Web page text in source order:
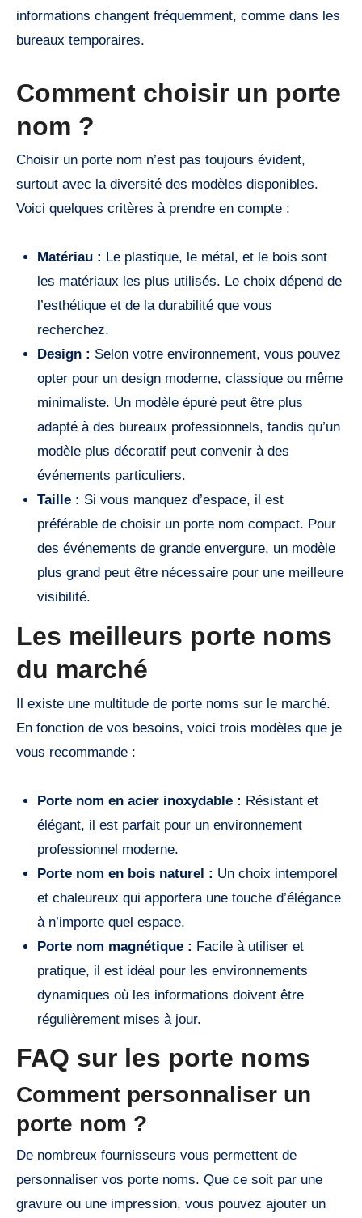
informations changent fréquemment, comme dans les
bureaux temporaires.
Comment choisir un porte
nom ?
Choisir un porte nom n’est pas toujours évident,
surtout avec la diversité des modèles disponibles.
Voici quelques critères à prendre en compte :
Matériau : Le plastique, le métal, et le bois sont
les matériaux les plus utilisés. Le choix dépend de
l’esthétique et de la durabilité que vous
recherchez.
Design : Selon votre environnement, vous pouvez
opter pour un design moderne, classique ou même
minimaliste. Un modèle épuré peut être plus
adapté à des bureaux professionnels, tandis qu’un
modèle plus décoratif peut convenir à des
événements particuliers.
Taille : Si vous manquez d’espace, il est
préférable de choisir un porte nom compact. Pour
des événements de grande envergure, un modèle
plus grand peut être nécessaire pour une meilleure
visibilité.
Les meilleurs porte noms
du marché
Il existe une multitude de porte noms sur le marché.
En fonction de vos besoins, voici trois modèles que je
vous recommande :
Porte nom en acier inoxydable : Résistant et
élégant, il est parfait pour un environnement
professionnel moderne.
Porte nom en bois naturel : Un choix intemporel
et chaleureux qui apportera une touche d’élégance
à n’importe quel espace.
Porte nom magnétique : Facile à utiliser et
pratique, il est idéal pour les environnements
dynamiques où les informations doivent être
régulièrement mises à jour.
FAQ sur les porte noms
Comment personnaliser un
porte nom ?
De nombreux fournisseurs vous permettent de
personnaliser vos porte noms. Que ce soit par une
gravure ou une impression, vous pouvez ajouter un